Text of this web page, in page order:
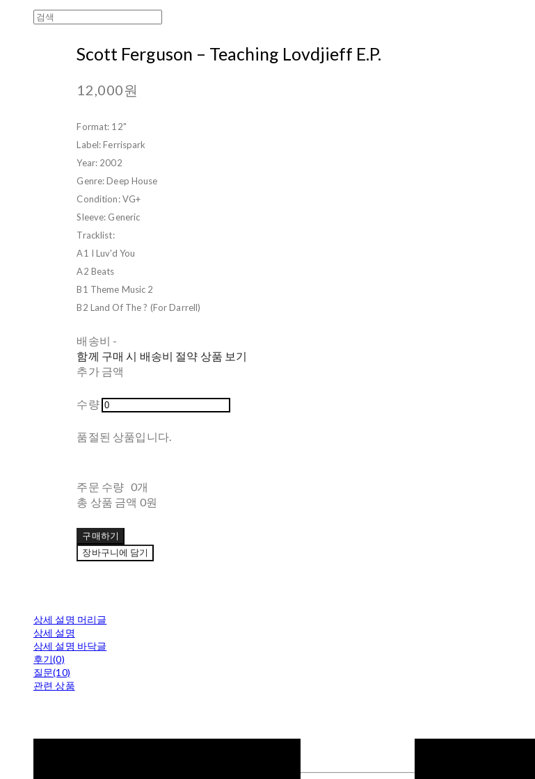
Scott Ferguson ‎– Teaching Lovdjieff E.P.
12,000원
Format: 12"
Label: Ferrispark
Year: 2002
Genre: Deep House
Condition: VG+
Sleeve: Generic
Tracklist:
A1 I Luv'd You
A2 Beats
B1 Theme Music 2
B2 Land Of The ? (For Darrell)
배송비 -
함께 구매 시 배송비 절약 상품 보기
추가 금액
수량
품절된 상품입니다.
주문 수량 0개
총 상품 금액 0원
구매하기
장바구니에 담기
상세 설명 머리글
상세 설명
상세 설명 바닥글
후기(0)
질문(10)
관련 상품